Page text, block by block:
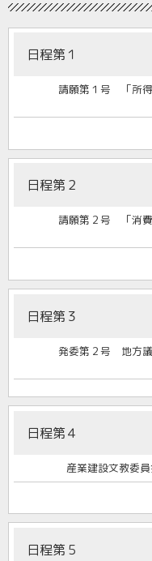
日程第１
請願第１号 「所得
日程第２
請願第２号 「消費
日程第３
発委第２号 地方
日程第４
産業建設文教委
日程第５